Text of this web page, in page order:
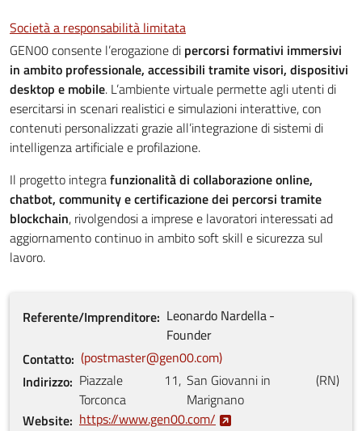
Società a responsabilità limitata
GEN00 consente l’erogazione di percorsi formativi immersivi
in ambito professionale, accessibili tramite visori, dispositivi
desktop e mobile. L’ambiente virtuale permette agli utenti di
esercitarsi in scenari realistici e simulazioni interattive, con
contenuti personalizzati grazie all’integrazione di sistemi di
intelligenza artificiale e profilazione.
Il progetto integrafunzionalità di collaborazione online,
chatbot, community e certificazione dei percorsi tramite
blockchain, rivolgendosi a imprese e lavoratori interessati ad
aggiornamento continuo in ambito soft skill e sicurezza sul
lavoro.
Referente/Imprenditore Leonardo Nardella
Founder
Contatto
postmaster@gen00.com
Indirizzo Piazzale
Torconca
11, San Giovanni in
Marignano
(RN)
Website https://www.gen00.com/